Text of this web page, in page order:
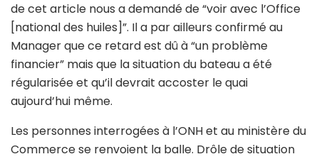
de cet article nous a demandé de “voir avec l’Office
[national des huiles]”. Il a par ailleurs confirmé au
Manager que ce retard est dû à “un problème
financier” mais que la situation du bateau a été
régularisée et qu’il devrait accoster le quai
aujourd’hui même.
Les personnes interrogées à l’ONH et au ministère du
Commerce se renvoient la balle. Drôle de situation